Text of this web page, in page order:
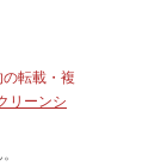
転載・複
リーンシ